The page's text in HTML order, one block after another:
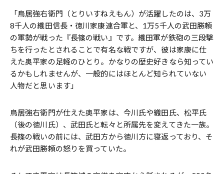
「鳥居強右衛門（とりいすねえもん）が活躍したのは、3万
8千人の織田信長・徳川家康連合軍と、1万5千人の武田勝頼
の軍勢が戦った『長篠の戦い』です。織田軍が鉄砲の三段撃
ちを行ったとされることで有名な戦ですが、彼は家康に仕
えた奥平家の足軽のひとり。かなりの歴史好きなら知ってい
るかもしれませんが、一般的にはほとんど知られていない
人物だと思います」
鳥居強右衛門が仕えた奥平家は、今川氏や織田氏、松平氏
（後の徳川氏）、武田氏と転々と所属先を変えてきた一族。
長篠の戦いの前には、武田方から徳川方に寝返っており、そ
れが武田勝頼の怒りを買っていた。